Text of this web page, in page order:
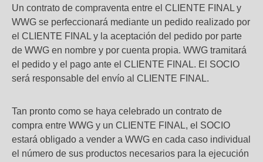
Un contrato de compraventa entre el CLIENTE FINAL y
WWG se perfeccionará mediante un pedido realizado por
el CLIENTE FINAL y la aceptación del pedido por parte
de WWG en nombre y por cuenta propia. WWG tramitará
el pedido y el pago ante el CLIENTE FINAL. El SOCIO
será responsable del envío al CLIENTE FINAL.
Tan pronto como se haya celebrado un contrato de
compra entre WWG y un CLIENTE FINAL, el SOCIO
estará obligado a vender a WWG en cada caso individual
el número de sus productos necesarios para la ejecución